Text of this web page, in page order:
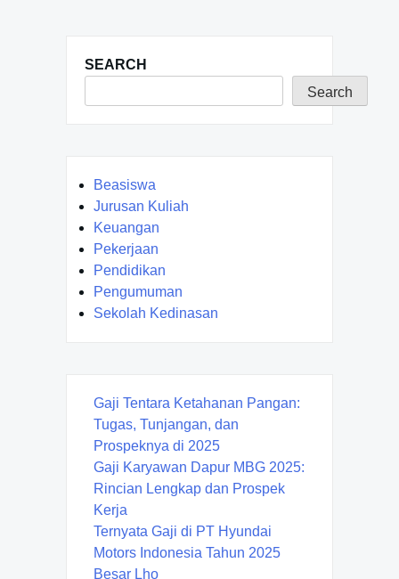
SEARCH
Search
Beasiswa
Jurusan Kuliah
Keuangan
Pekerjaan
Pendidikan
Pengumuman
Sekolah Kedinasan
Gaji Tentara Ketahanan Pangan:
Tugas, Tunjangan, dan
Prospeknya di 2025
Gaji Karyawan Dapur MBG 2025:
Rincian Lengkap dan Prospek
Kerja
Ternyata Gaji di PT Hyundai
Motors Indonesia Tahun 2025
Besar Lho